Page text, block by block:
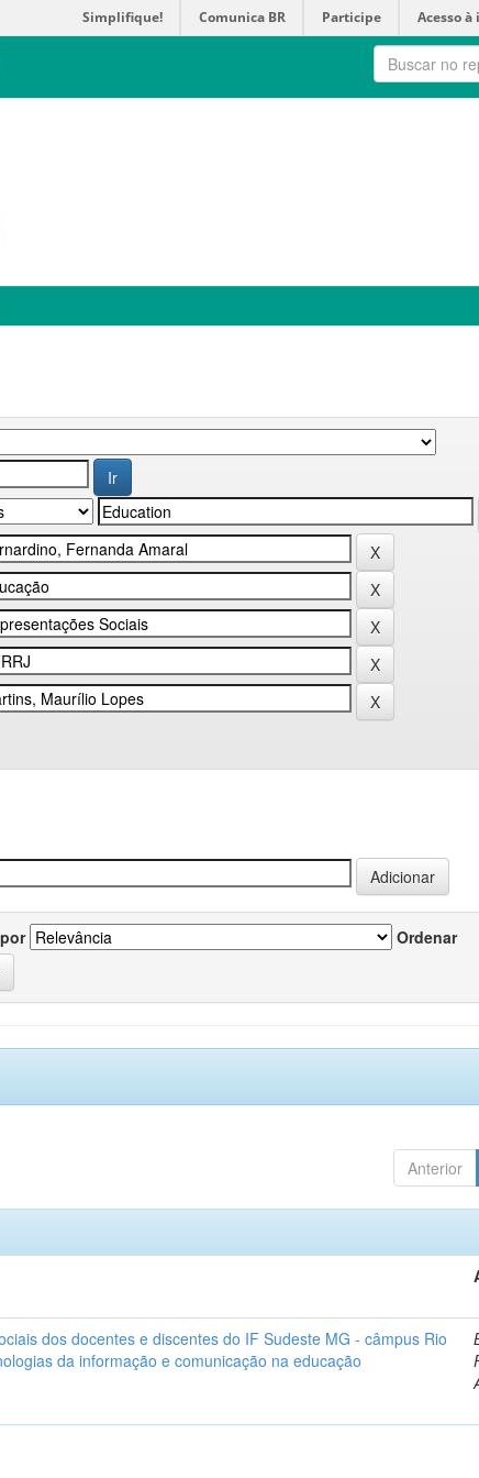
Simplifique! Comunica BR Participe Acesso
Ordenar
Anterior
dos docentes e discentes do IF Sudeste MG - câmpus Rio
da informação e comunicação na educação